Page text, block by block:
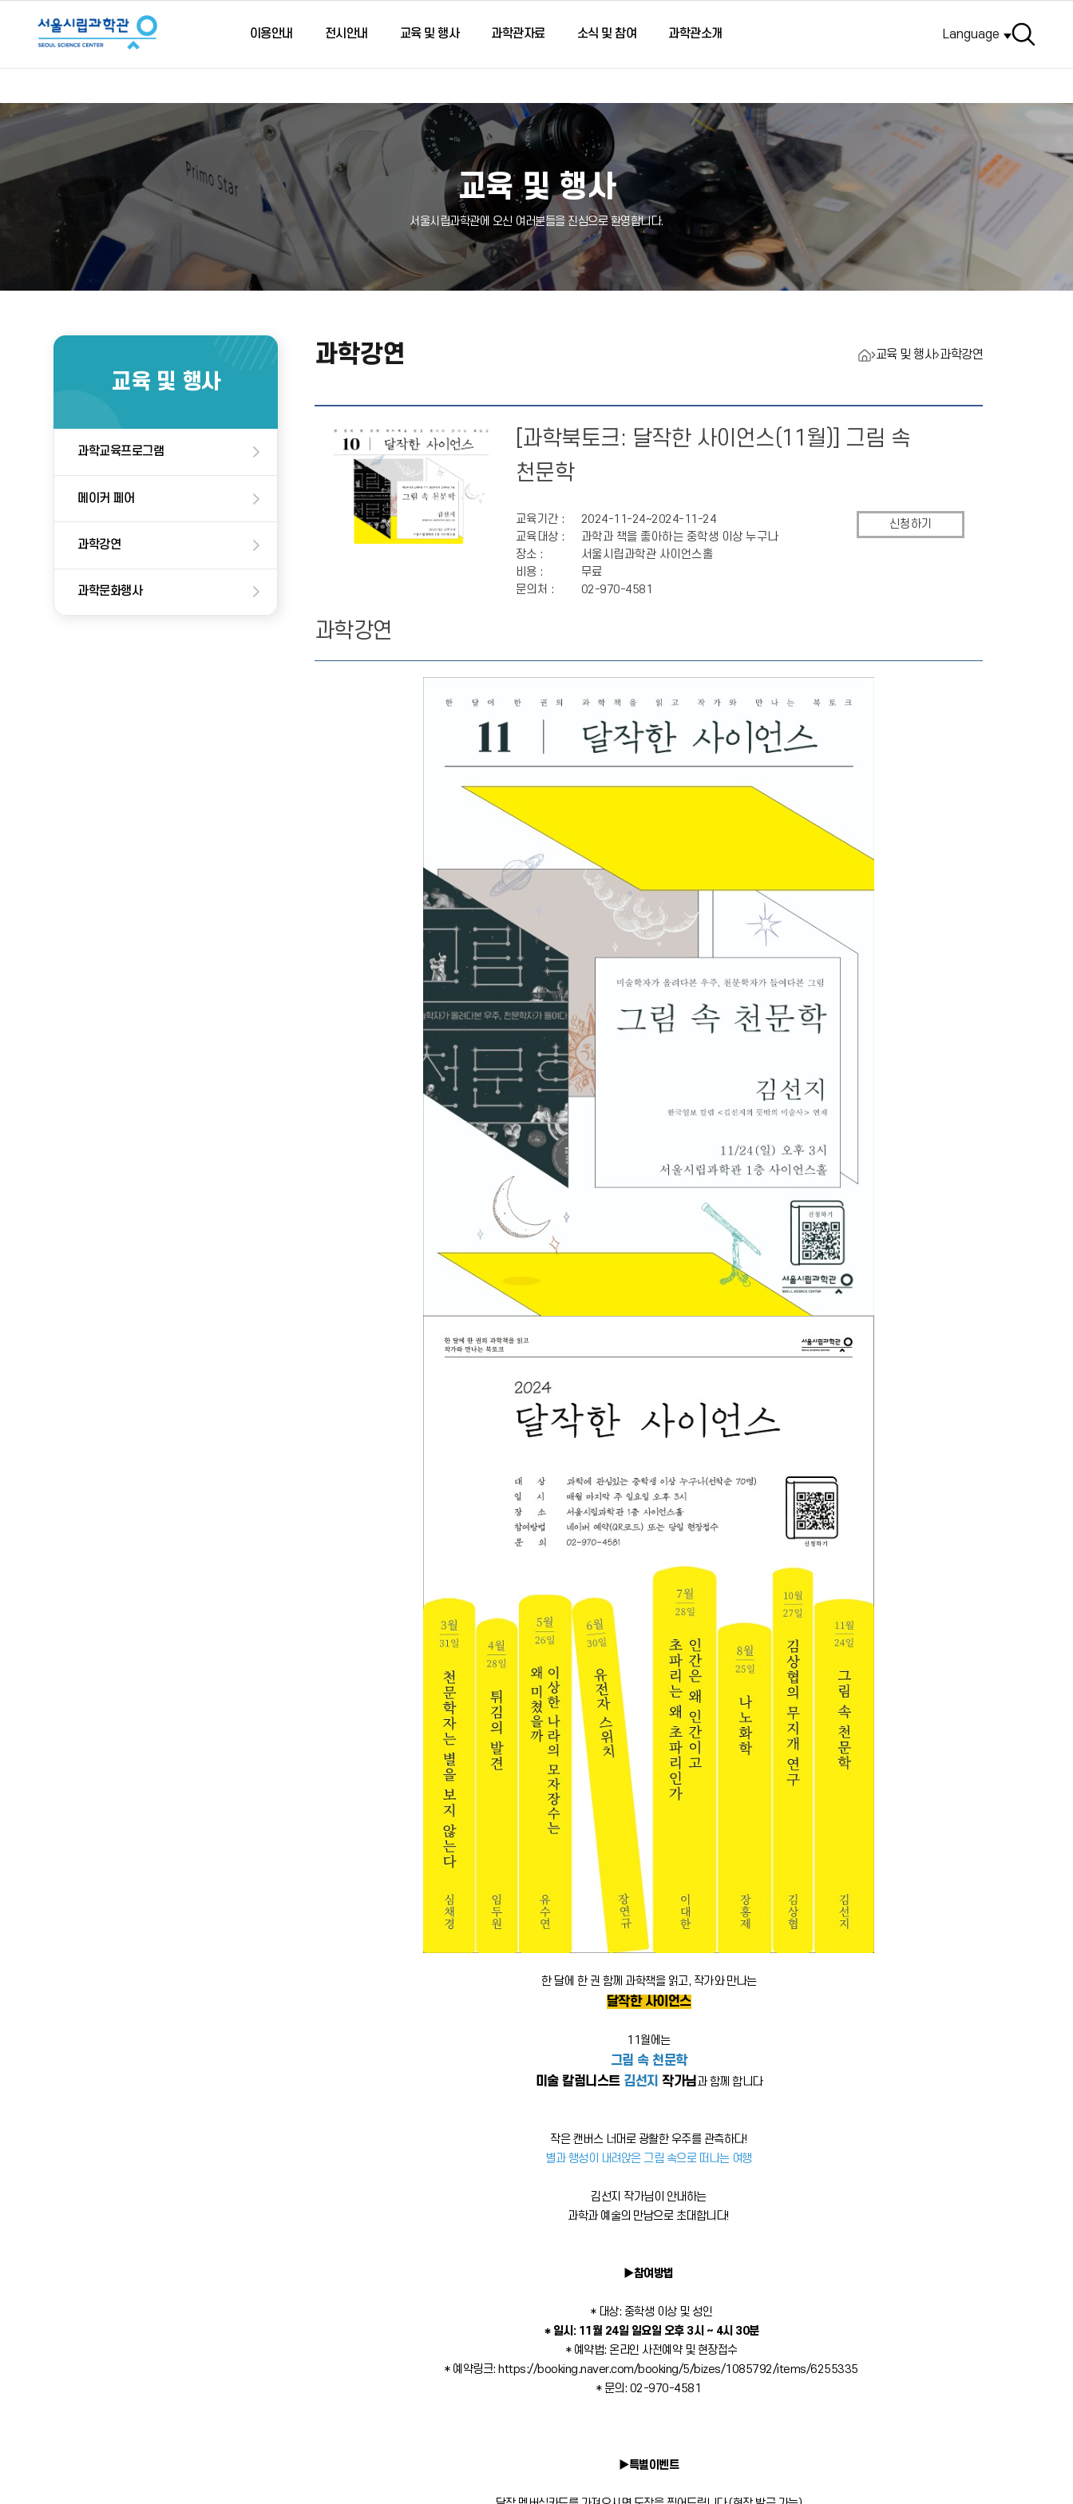
이용안내 전시안내 교육 및 행사 과학관자료 소식 및 참여 과학관소개 Language
교육 및 행사
서울시립과학관에 오신 여러분들을 진심으로 환영합니다.
교육 및 행사
과학교육프로그램
메이커 페어
과학강연
과학문화행사
과학강연 교육 및 행사 과학강연
[과학북토크: 달작한 사이언스(11월)] 그림 속
천문학
교육기간 :
2024-11-24~2024-11-24
교육대상 :
과학과 책을 좋아하는 중학생 이상 누구나
장소 :
서울시립과학관 사이언스홀
비용 :
무료
문의처 :
02-970-4581
신청하기
과학강연
한 달에 한 권 함께 과학책을 읽고, 작가와 만나는
달작한 사이언스
11월에는
그림 속 천문학
미술 칼럼니스트 김선지 작가님과 함께 합니다
작은 캔버스 너머로 광활한 우주를 관측하다!
별과 행성이 내려앉은 그림 속으로 떠나는 여행
김선지 작가님이 안내하는
과학과 예술의 만남으로 초대합니다!
▶참여방법
* 대상: 중학생 이상 및 성인
* 일시: 11월 24일 일요일 오후 3시 ~ 4시 30분
* 예약법: 온라인 사전예약 및 현장접수
* 예약링크: https://booking.naver.com/booking/5/bizes/1085792/items/6255335
* 문의: 02-970-4581
▶특별이벤트